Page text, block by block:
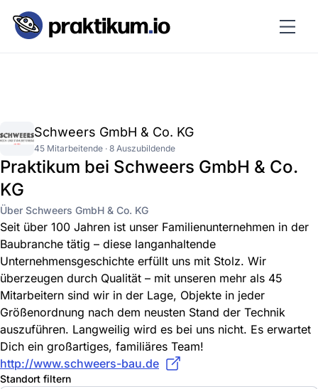
Schweers GmbH & Co. KG
45 Mitarbeitende · 8 Auszubildende
Praktikum bei Schweers GmbH & Co.
KG
Über Schweers GmbH & Co. KG
Seit über 100 Jahren ist unser Familienunternehmen in der
Baubranche tätig – diese langanhaltende
Unternehmensgeschichte erfüllt uns mit Stolz. Wir
überzeugen durch Qualität – mit unseren mehr als 45
Mitarbeitern sind wir in der Lage, Objekte in jeder
Größenordnung nach dem neusten Stand der Technik
auszuführen. Langweilig wird es bei uns nicht. Es erwartet
Dich ein großartiges, familiäres Team!
http://www.schweers-bau.de
Standort filtern